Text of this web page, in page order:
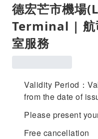
德宏芒市機場
Terminal | 航
室服務
Validity Period：
from the date of
Please present
Free cancellation